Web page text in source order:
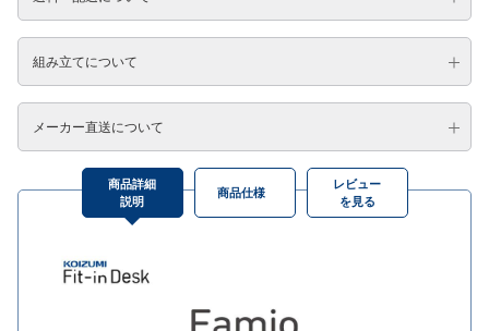
組み立てについて
メーカー直送について
商品詳細
説明
商品仕様
レビュー
を見る